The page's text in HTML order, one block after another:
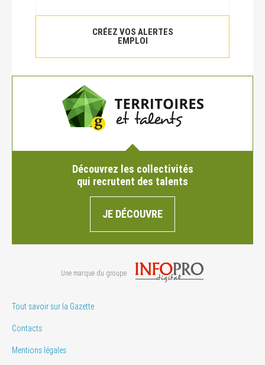
CRÉEZ VOS ALERTES
EMPLOI
Découvrez les collectivités
qui recrutent des talents
JE DÉCOUVRE
Une marque du groupe
Tout savoir sur la Gazette
Contacts
Mentions légales